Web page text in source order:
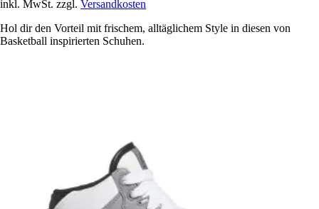
inkl. MwSt. zzgl. Versandkosten
Hol dir den Vorteil mit frischem, alltäglichem Style in diesen von
Basketball inspirierten Schuhen.